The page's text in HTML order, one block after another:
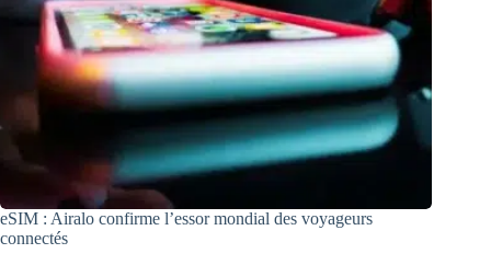
eSIM : Airalo confirme l’essor mondial des voyageurs
connectés